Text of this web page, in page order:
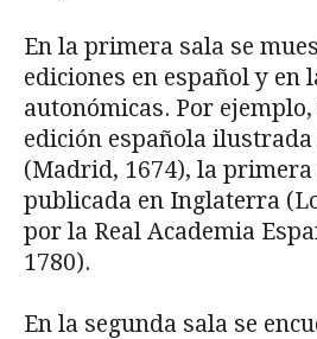
En la primera sala se
ediciones en español y en
autonómicas. Por
edición española ilustrada
(Madrid, 1674), la
publicada en Inglaterra
por la Real Academia
1780).
En la segunda sala se